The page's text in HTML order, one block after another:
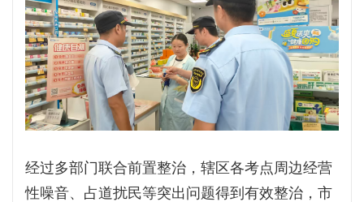
经过多部门联合前置整治，辖区各考点周边经营
性噪音、占道扰民等突出问题得到有效整治，市